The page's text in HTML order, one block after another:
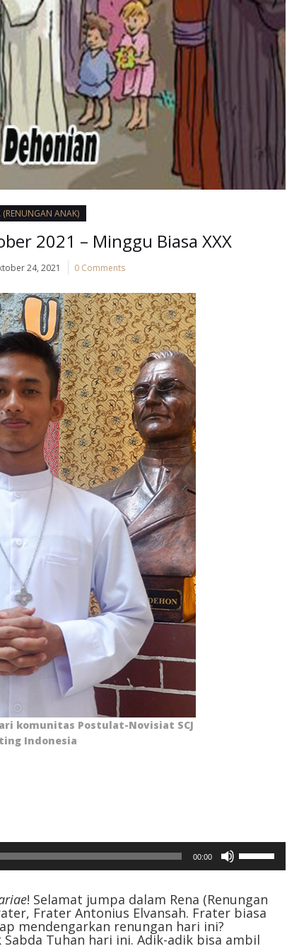
(RENUNGAN ANAK)
2021 – Minggu Biasa XXX
24, 2021 0 Comments
komunitas Postulat-Novisiat SCJ
Indonesia
00:00
Atas/Bawah
untuk
atau
! Selamat jumpa dalam Rena (Renungan
Frater Antonius Elvansah. Frater biasa
mendengarkan renungan hari ini?
Tuhan hari ini. Adik-adik bisa ambil